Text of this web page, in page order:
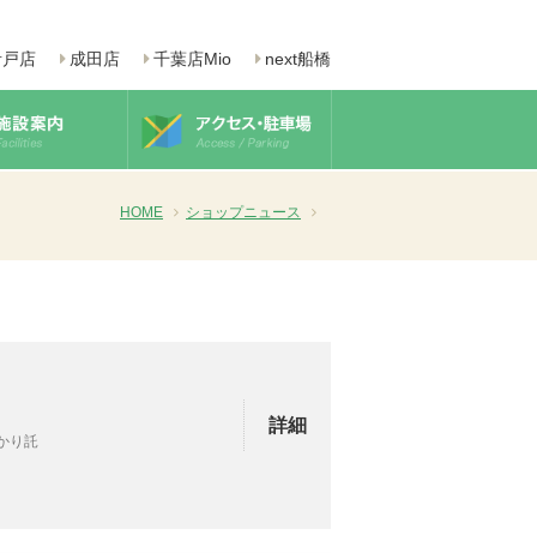
next船橋
千葉店Mio
成田店
店
HOME ショップニュース
り託
詳細